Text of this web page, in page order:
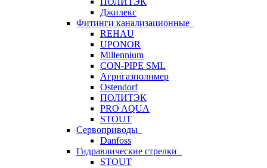
Джилекс
Фитинги канализационные
REHAU
UPONOR
Millennium
CON-PIPE SML
Агригазполимер
Ostendorf
ПОЛИТЭК
PRO AQUA
STOUT
Сервоприводы
Danfoss
Гидравлические стрелки
STOUT